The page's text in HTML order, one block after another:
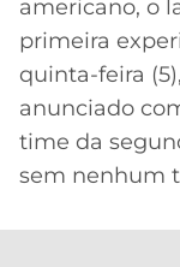
CÓDIGO
DE
BET365
CÓDIGO
SÃO
PAULO
SANTOS
COPA
DO
BRASIL
MERCADO
DA
BOLA
PALPITES
americano, o
primeira
quinta-feira
anunciado
time da
sem nenhum